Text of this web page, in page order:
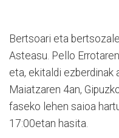
Bertsoari eta
Asteasu. Pello
eta, ekitaldi ezberdinak
Maiatzaren 4an,
faseko lehen saioa
17:00etan hasita.